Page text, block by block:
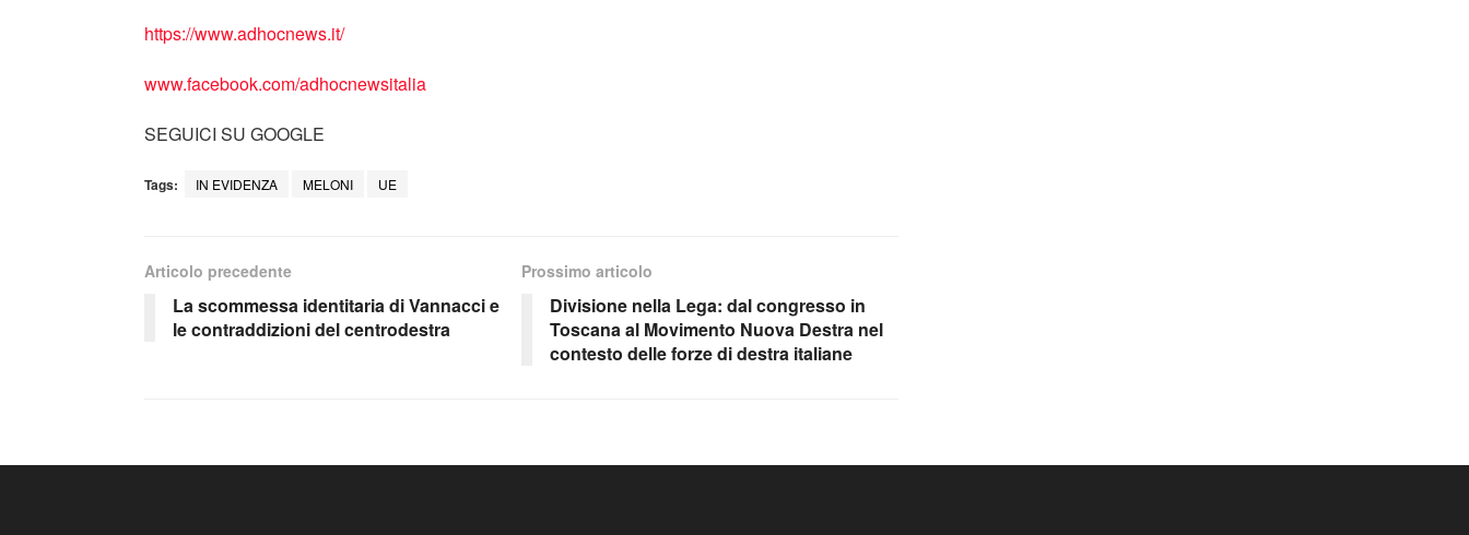
https://www.adhocnews.it/
www.facebook.com/adhocnewsitalia
SEGUICI SU GOOGLE
Tags: IN EVIDENZA MELONI UE
Articolo precedente
La scommessa identitaria di Vannacci e
le contraddizioni del centrodestra
Prossimo articolo
Divisione nella Lega: dal congresso in
Toscana al Movimento Nuova Destra nel
contesto delle forze di destra italiane